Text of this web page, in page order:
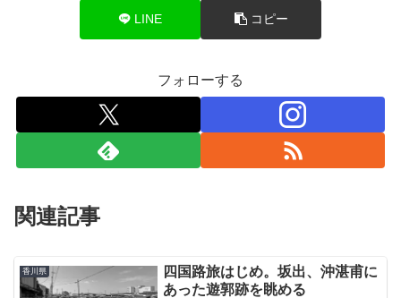
LINE コピー
フォローする
関連記事
香川県
四国路旅はじめ。坂出、沖湛甫に
あった遊郭跡を眺める